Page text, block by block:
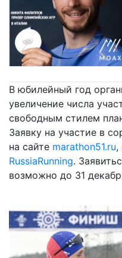
В юбилейный год
увеличение числа
свободным стилем
Заявку на участие в
на сайте marathon51.ru,
RussiaRunning.
возможно до 31